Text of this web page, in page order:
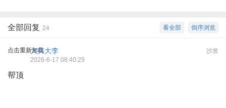
倒序浏览
看全部
全部回复 24
点击重新加载 沙发
大兴大李
2026-6-17 08:40:29
帮顶